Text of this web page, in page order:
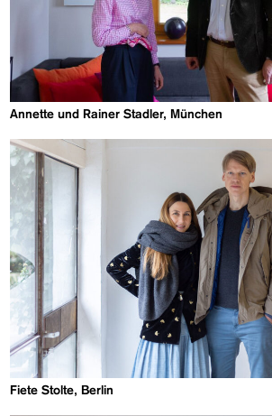
Annette und Rainer Stadler, München
Fiete Stolte, Berlin